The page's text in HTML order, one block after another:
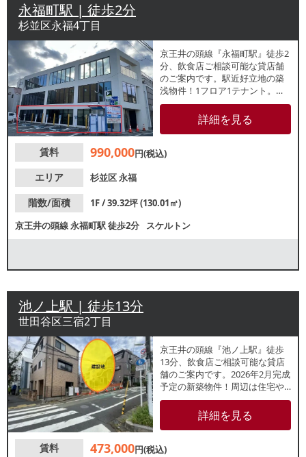
永福町駅 | 徒歩2分
杉並区永福4丁目
京王井の頭線『永福町駅』徒歩2
分、飲食店ご相談可能な貸店舗
のご案内です。駅近好立地の築
浅物件！1フロア1テナント。美
容院、歯科医院、整体院、洋服
店、塾などにもおすすめです。
業種等お気軽にお問合せくださ
詳細を見る
賃料 990,000円(税込)
エリア
杉並区永福
階数/面積
1F / 39.32坪 (130.01㎡)
京王井の頭線永福町駅徒歩2分 スケルトン
池ノ上駅 | 徒歩13分
世田谷区三宿2丁目
京王井の頭線『池ノ上駅』徒歩
13分、飲食店ご相談可能な貸店
舗のご案内です。2026年2月完成
予定の新築物件！周辺は住宅や
カフェを中心とした飲食店が多
いため、地域密着型のお店に興
味ある方にオススメです。詳細
わせください。
詳細を見る
賃料 473,000円(税込)